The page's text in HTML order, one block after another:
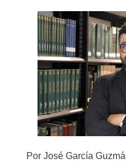
Por José García